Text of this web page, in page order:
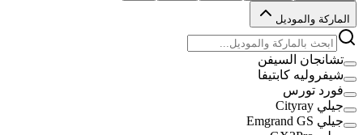
الماركة والموديل
تشانجان السيفن
شيفروليه كابتيفا
فورد تورس
جيلي Cityray
جيلي Emgrand GS